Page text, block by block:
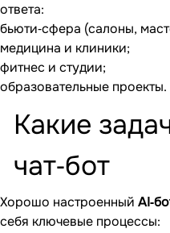
ответа:
бьюти‐сфера (салоны,
медицина и клиники;
фитнес и студии;
образовательные проекты.
Какие
чат‐бот
Хорошо настроенный
себя ключевые процессы: